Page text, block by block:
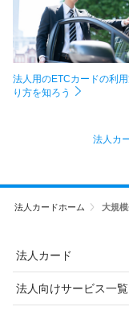
法人用のETCカードの利
り方を知ろう
法人カ
法人カードホーム 大規
法人カード
法人向けサービス一覧